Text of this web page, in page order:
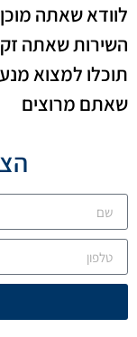
לוודא שאתה
השירות שאתה
תוכלו למצוא
שאתם מרוצים